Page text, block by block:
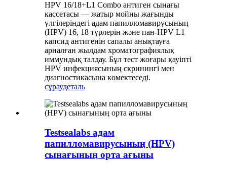
HPV 16/18+L1 Combo антиген сынағы
кассетасы — жатыр мойны жағынды
үлгілеріндегі адам папилломавирусының
(HPV) 16, 18 түрлерін және пан-HPV L1
капсид антигенін сапалы анықтауға
арналған жылдам хроматографиялық
иммундық талдау. Бұл тест жоғары қауіпті
HPV инфекциясының скринингі мен
диагностикасына көмектеседі.
сұраудеталь
Testsealabs адам
папилломавирусының (HPV)
сынағының орта ағыны